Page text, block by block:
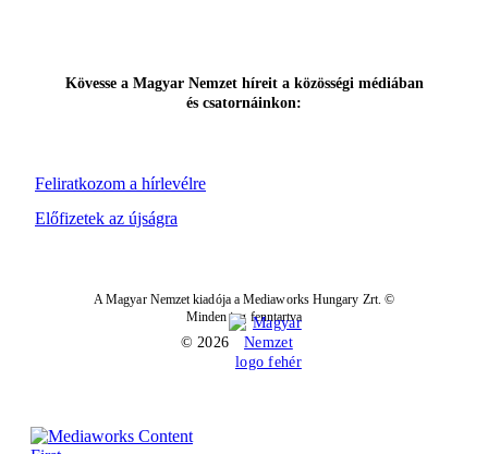
Feliratkozom a hírlevélre
Kövesse a Magyar Nemzet híreit a közösségi médiában
és csatornáinkon:
Előfizetek az újságra
A Magyar Nemzet kiadója a Mediaworks Hungary Zrt. ©
Minden jog fenntartva
© 2026